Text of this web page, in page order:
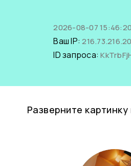
2026-08-07
Ваш IP:
ID запроса:
Разверните